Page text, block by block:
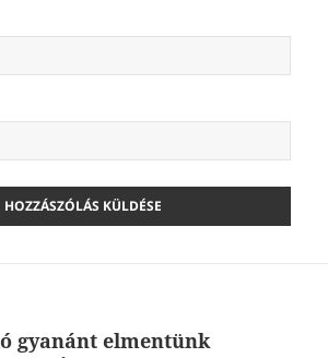
gyanánt elmentünk